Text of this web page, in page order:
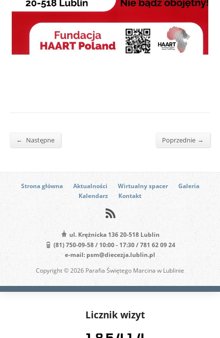
← Następne Poprzednie →
Strona główna Aktualności Wirtualny spacer
Galeria
Kalendarz
Kontakt
ul. Krężnicka 136 20-518 Lublin
(81) 750-09-58 / 10:00 - 17:30 / 781 62 09 24
e-mail: psm@diecezja.lublin.pl
Copyright © 2026 Parafia Świętego Marcina w Lublinie
Licznik wizyt